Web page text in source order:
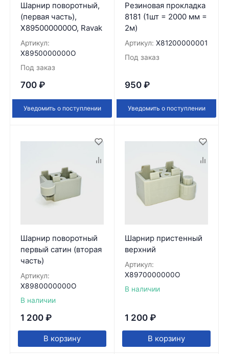
Шарнир поворотный,
(первая часть),
X8950000000O, Ravak
Артикул:
X8950000000O
Под заказ
700 ₽
Уведомить о поступлении
Резиновая прокладка
8181 (1шт = 2000 мм =
2м)
Артикул: X81200000001
Под заказ
950 ₽
Уведомить о поступлении
Шарнир поворотный
первый сатин (вторая
часть)
Артикул:
X8980000000O
В наличии
1 200 ₽
В корзину
Шарнир пристенный
верхний
Артикул:
X8970000000O
В наличии
1 200 ₽
В корзину